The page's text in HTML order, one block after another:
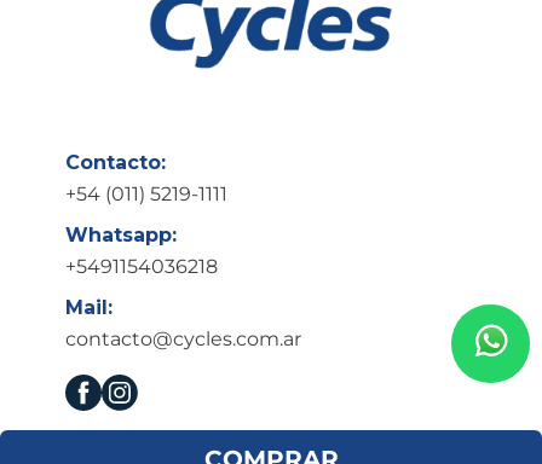
Contacto:
+54 (011) 5219-1111
Whatsapp:
+5491154036218
Mail:
contacto@cycles.com.ar